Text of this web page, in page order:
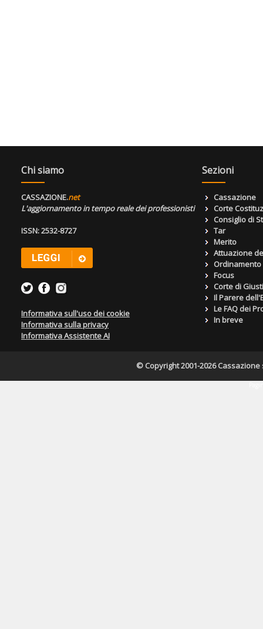
Chi siamo
CASSAZIONE.net
L'aggiornamento in tempo reale dei professionisti
ISSN: 2532-8727
Informativa sull'uso dei cookie
Informativa sulla privacy
Informativa Assistente AI
Sezioni
Cassazione
Corte
Consiglio di
Tar
Merito
Attuazione
Focus
Corte di
Il Parere
Le FAQ dei
In breve
© Copyright 2001-2026 Cassazione